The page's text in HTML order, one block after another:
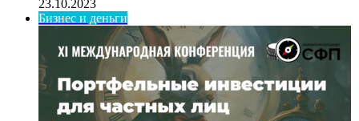
23.10.2023
Бизнес и деньги